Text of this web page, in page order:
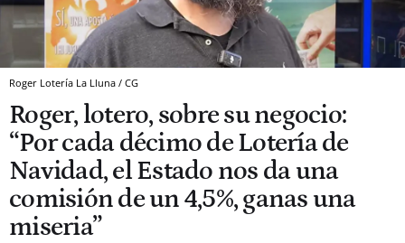
Roger Lotería La Lluna / CG
Roger, lotero, sobre su negocio:
“Por cada décimo de Lotería de
Navidad, el Estado nos da una
comisión de un 4,5%, ganas una
miseria”